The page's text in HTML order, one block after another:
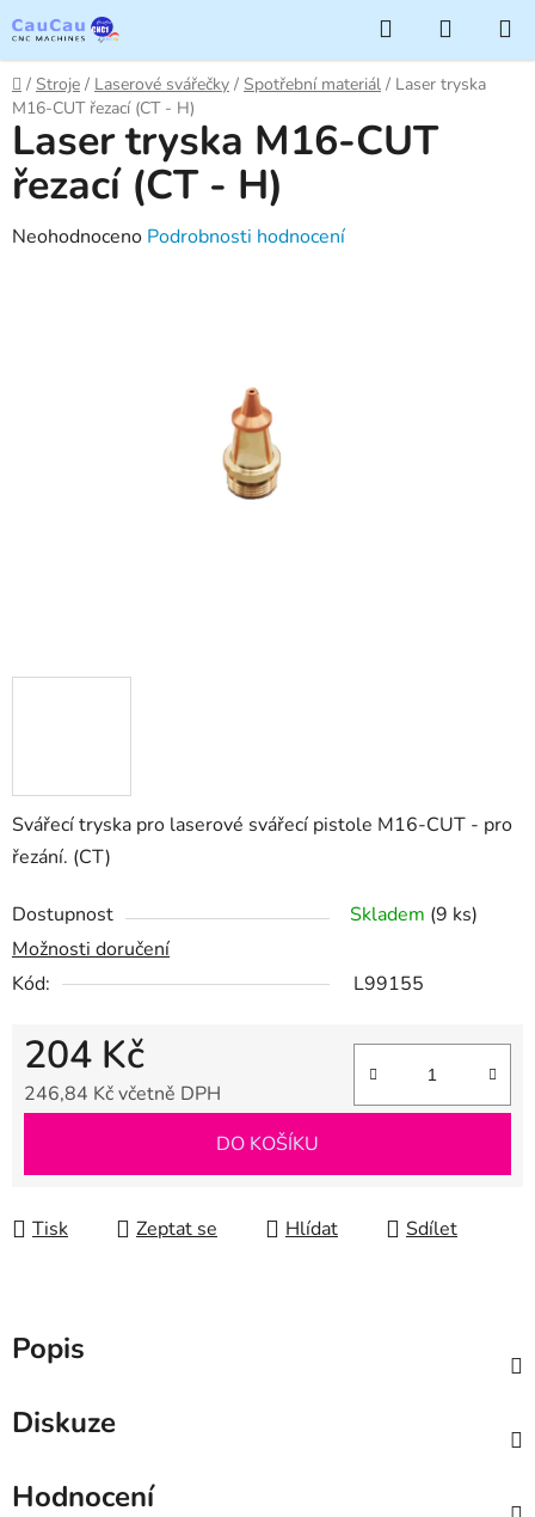
na
obsah
Hledat
KOŠÍK
Domů
/ Stroje / Laserové svářečky / Spotřební materiál / Laser tryska
M16-CUT řezací (CT - H)
Svářecí tryska pro laserové svářecí pistole M16-CUT - pro
řezání. (CT)
Dostupnost Skladem (9 ks)
Možnosti doručení
Kód:
L99155
204 Kč
246,84 Kč včetně DPH
DO KOŠÍKU
Tisk Zeptat se Hlídat Sdílet
Laser tryska M16-CUT
řezací (CT - H)
Průměrné
Neohodnoceno Podrobnosti hodnocení
Popis
Diskuze
Hodnocení